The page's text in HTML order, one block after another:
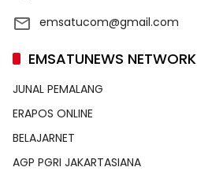
emsatucom@gmail.com
EMSATUNEWS NETWORK
JUNAL PEMALANG
ERAPOS ONLINE
BELAJARNET
AGP PGRI JAKARTASIANA